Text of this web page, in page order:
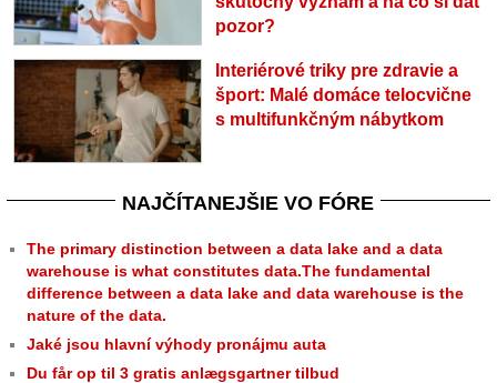
pozor?
Interiérové triky pre zdravie a
šport: Malé domáce telocvične
s multifunkčným nábytkom
NAJČÍTANEJŠIE VO FÓRE
The primary distinction between a data lake and a data
warehouse is what constitutes data.The fundamental
difference between a data lake and data warehouse is the
nature of the data.
Jaké jsou hlavní výhody pronájmu auta
Du får op til 3 gratis anlægsgartner tilbud